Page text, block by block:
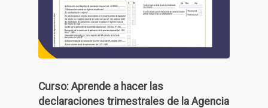
Curso: Aprende a hacer las
declaraciones trimestrales de la Agencia